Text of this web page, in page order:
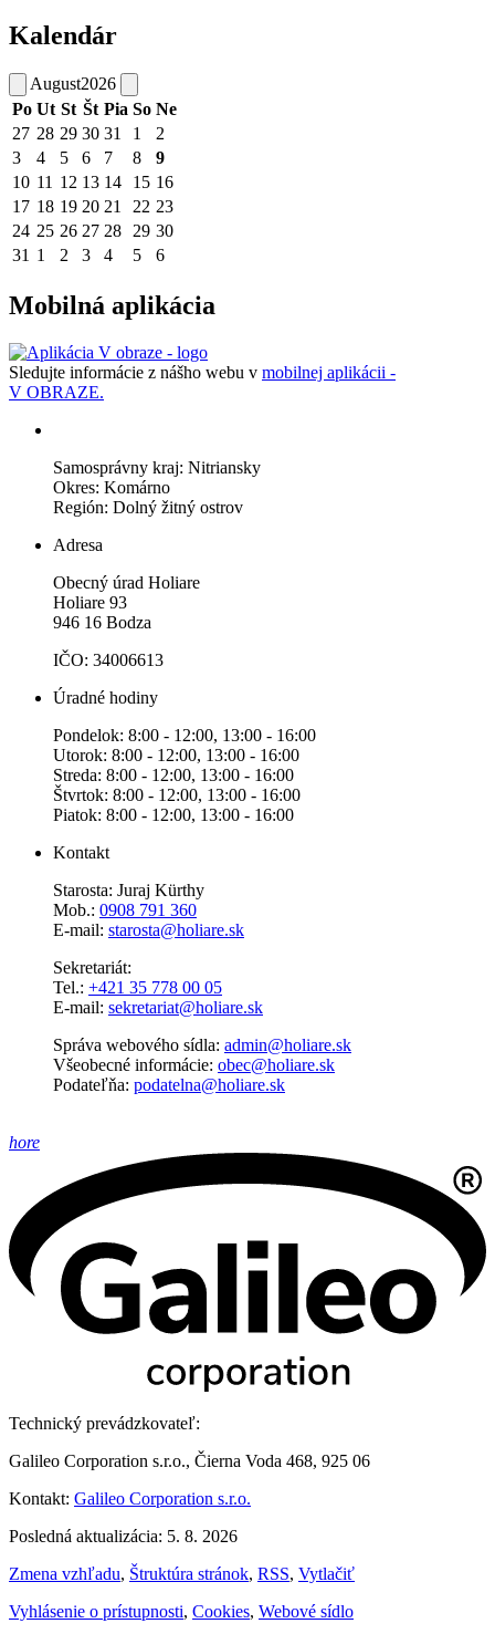
Kalendár
August2026
Po Ut St Št Pia So Ne
27 28 29 30 31 1
2
3
4 5 6 7 8
9
10 11 12 13 14 15 16
17 18 19 20 21 22 23
24 25 26 27 28 29 30
31 1 2 3 4 5 6
Mobilná aplikácia
Sledujte informácie z nášho webu v mobilnej aplikácii -
V OBRAZE.
Samosprávny kraj: Nitriansky
Okres: Komárno
Región: Dolný žitný ostrov
Adresa
Obecný úrad Holiare
Holiare 93
946 16 Bodza
IČO: 34006613
Úradné hodiny
Pondelok: 8:00 - 12:00, 13:00 - 16:00
Utorok: 8:00 - 12:00, 13:00 - 16:00
Streda: 8:00 - 12:00, 13:00 - 16:00
Štvrtok: 8:00 - 12:00, 13:00 - 16:00
Piatok: 8:00 - 12:00, 13:00 - 16:00
Kontakt
Starosta: Juraj Kürthy
Mob.: 0908 791 360
E-mail: starosta@holiare.sk
Sekretariát:
Tel.: +421 35 778 00 05
E-mail: sekretariat@holiare.sk
Správa webového sídla: admin@holiare.sk
Všeobecné informácie: obec@holiare.sk
Podateľňa: podatelna@holiare.sk
hore
Technický prevádzkovateľ:
Galileo Corporation s.r.o., Čierna Voda 468, 925 06
Kontakt: Galileo Corporation s.r.o.
Posledná aktualizácia: 5. 8. 2026
Zmena vzhľadu, Štruktúra stránok, RSS, Vytlačiť
Vyhlásenie o prístupnosti, Cookies, Webové sídlo